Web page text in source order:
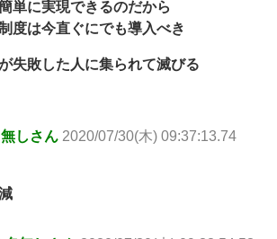
単に実現できるのだから
度は今直ぐにでも導入べき
失敗した人に集られて滅びる
しさん 2020/07/30(木) 09:37:13.74